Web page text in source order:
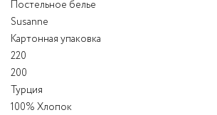
Постельное белье
Susanne
Картонная упаковка
220
200
Турция
100% Хлопок